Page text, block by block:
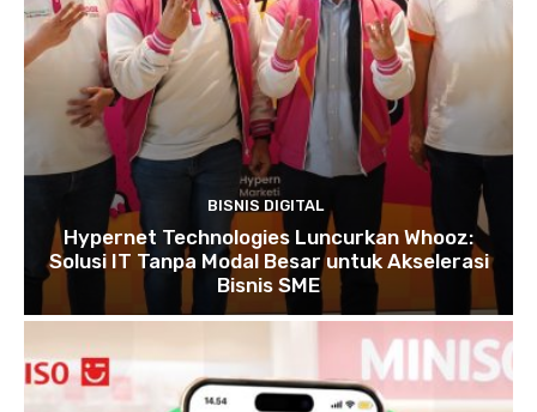
BISNIS DIGITAL
Hypernet Technologies Luncurkan Whooz:
Solusi IT Tanpa Modal Besar untuk Akselerasi
Bisnis SME